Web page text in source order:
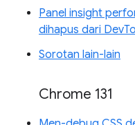
Panel insight
dihapus dari
Sorotan lain-lain
Chrome 131